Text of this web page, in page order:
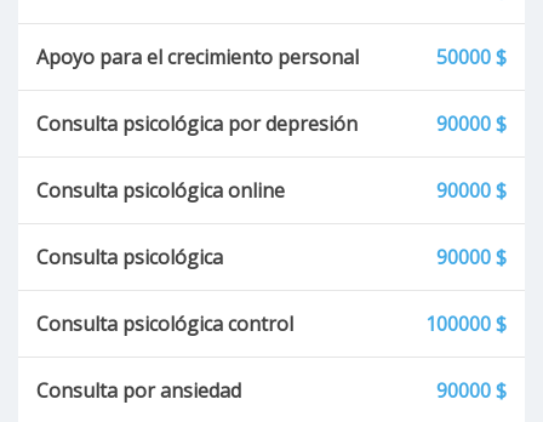
Apoyo para el crecimiento personal 50000 $
Consulta psicológica por depresión 90000 $
Consulta psicológica online 90000 $
Consulta psicológica 90000 $
Consulta psicológica control 100000 $
Consulta por ansiedad 90000 $